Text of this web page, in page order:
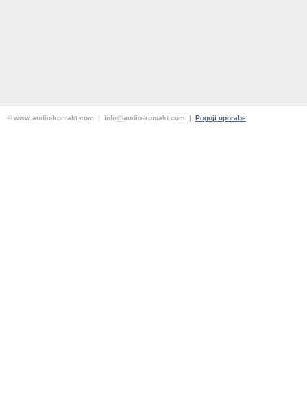
© www.audio-kontakt.com | info@audio-kontakt.com | Pogoji uporabe